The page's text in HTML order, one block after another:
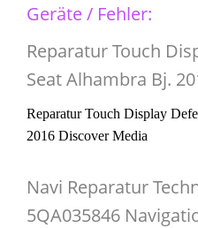
Geräte / Fehler:
Reparatur Touch
Seat Alhambra Bj.
Reparatur Touch Display
2016 Discover Media
Navi Reparatur
5QA035846